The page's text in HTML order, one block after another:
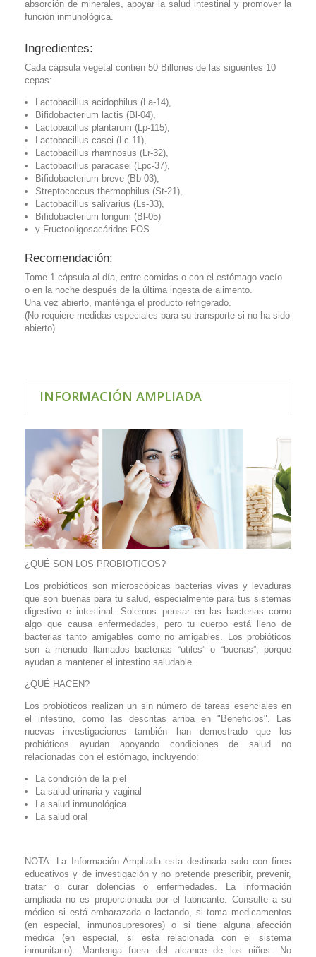
absorción de minerales, apoyar la salud intestinal y promover la
función inmunológica.
Ingredientes:
Cada cápsula vegetal contien 50 Billones de las siguentes 10
cepas:
Lactobacillus acidophilus (La-14),
Bifidobacterium lactis (Bl-04),
Lactobacillus plantarum (Lp-115),
Lactobacillus casei (Lc-11),
Lactobacillus rhamnosus (Lr-32),
Lactobacillus paracasei (Lpc-37),
Bifidobacterium breve (Bb-03),
Streptococcus thermophilus (St-21),
Lactobacillus salivarius (Ls-33),
Bifidobacterium longum (Bl-05)
y Fructooligosacáridos FOS.
Recomendación:
Tome 1 cápsula al día, entre comidas o con el estómago vacío
o en la noche después de la última ingesta de alimento.
Una vez abierto, manténga el producto refrigerado.
(No requiere medidas especiales para su transporte si no ha sido
abierto)
INFORMACIÓN AMPLIADA
¿QUÉ SON LOS PROBIOTICOS?
Los probióticos son microscópicas bacterias vivas y levaduras
que son buenas para tu salud, especialmente para tus sistemas
digestivo e intestinal. Solemos pensar en las bacterias como
algo que causa enfermedades, pero tu cuerpo está lleno de
bacterias tanto amigables como no amigables. Los probióticos
son a menudo llamados bacterias “útiles” o “buenas”, porque
ayudan a mantener el intestino saludable.
¿QUÉ HACEN?
Los probióticos realizan un sin número de tareas esenciales en
el intestino, como las descritas arriba en "Beneficios". Las
nuevas investigaciones también han demostrado que los
probióticos ayudan apoyando condiciones de salud no
relacionadas con el estómago, incluyendo:
La condición de la piel
La salud urinaria y vaginal
La salud inmunológica
La salud oral
NOTA: La Información Ampliada esta destinada solo con fines
educativos y de investigación y no pretende prescribir, prevenir,
tratar o curar dolencias o enfermedades. La información
ampliada no es proporcionada por el fabricante. Consulte a su
médico si está embarazada o lactando, si toma medicamentos
(en especial, inmunosupresores) o si tiene alguna afección
médica (en especial, si está relacionada con el sistema
inmunitario). Mantenga fuera del alcance de los niños. No